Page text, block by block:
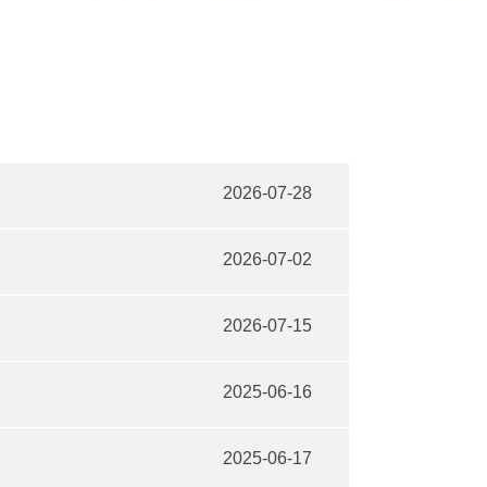
2026-07-28
2026-07-02
2026-07-15
2025-06-16
2025-06-17